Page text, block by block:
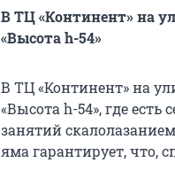
​В ТЦ «Континент» на
«Высота h-54»
В ТЦ «Континент» на
«Высота h-54», где
занятий
яма гарантирует, что,